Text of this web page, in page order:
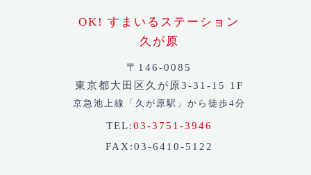
OK! すまいるステーション
久が原
〒146-0085
東京都大田区久が原3-31-15 1F
京急池上線「久が原駅」から徒歩4分
TEL:03-3751-3946
FAX:03-6410-5122